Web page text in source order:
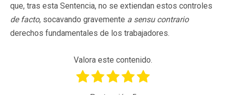
que, tras esta Sentencia, no se extiendan estos controles
de facto, socavando gravemente a sensu contrario
derechos fundamentales de los trabajadores.
Valora este contenido.